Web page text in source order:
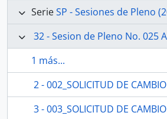
SerieSP - Sesiones de Pleno
1 más...